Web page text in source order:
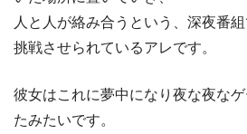
人と人が絡み合うという、深夜番
挑戦させられているアレです。
彼女はこれに夢中になり夜な夜な
たみたいです。